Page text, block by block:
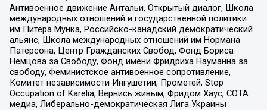
Антивоенное движение Антальи, Открытый диалог, Школа
международных отношений и государственной политики
им Питера Мунка, Российско-канадский демократический
альянс, Школа международных отношений им Нормана
Патерсона, Центр Гражданских Свобод, Фонд Бориса
Немцова за Свободу, Фонд имени Фридриха Науманна за
свободу, Феминистское антивоенное сопротивление,
Комитет независимости Ингушетии, Прометей, Stop
Occupation of Karelia, Вернись живым, Фридом Хаус, СОТА
медиа, Либерально-демократическая Лига Украины